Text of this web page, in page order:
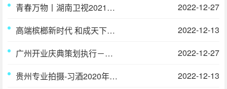
青春万物丨湖南卫视2021大屏生态超值共享会
2022-12-27
高端槟榔新时代 和成天下新品上市发布会
2022-12-13
广州开业庆典策划执行－华盛名酒-广东分公司开业庆典
2022-12-27
贵州专业拍摄-习酒2020年 君品荟-高端品鉴会开场片
2022-12-13